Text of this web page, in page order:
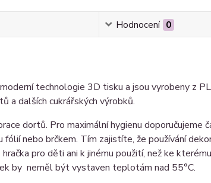
Hodnocení 0
technologie 3D tisku a jsou vyrobeny z
a dalších cukrářských výrobků.
dortů. Pro maximální hygienu doporučujeme
nebo brčkem. Tím zajistíte, že používání
hračka pro děti ani k jinému použití, než ke
by neměl být vystaven teplotám nad 55°C.